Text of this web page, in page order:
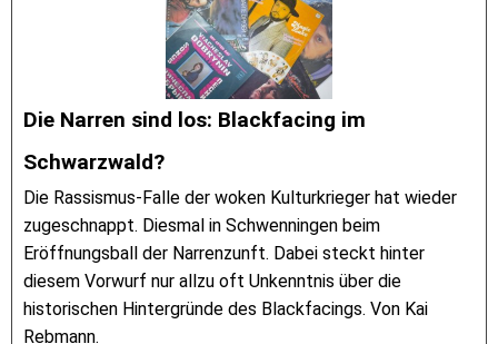
Die Narren sind los: Blackfacing im
Schwarzwald?
Die Rassismus-Falle der woken Kulturkrieger hat wieder
zugeschnappt. Diesmal in Schwenningen beim
Eröffnungsball der Narrenzunft. Dabei steckt hinter
diesem Vorwurf nur allzu oft Unkenntnis über die
historischen Hintergründe des Blackfacings. Von Kai
Rebmann.